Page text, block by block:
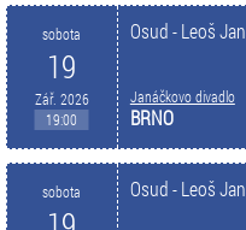
sobota
19
Zář. 2026
19:00
Osud - Leoš
Janáčkovo divadlo
BRNO
sobota Osud - Leoš